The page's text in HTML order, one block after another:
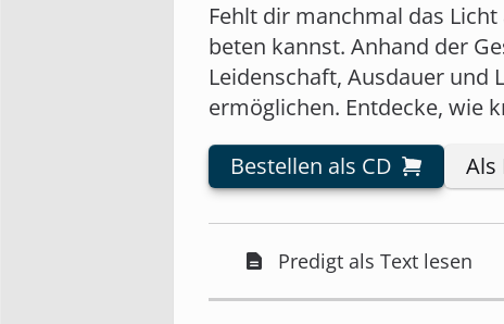
Fehlt dir manchmal das
beten kannst. Anhand der
Leidenschaft, Ausdauer und
ermöglichen. Entdecke, wie
Bestellen als CD
Als
Predigt als Text lesen